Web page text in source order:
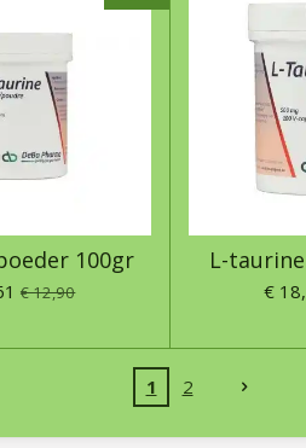
100gr
€ 12,90
L-
€
1 2